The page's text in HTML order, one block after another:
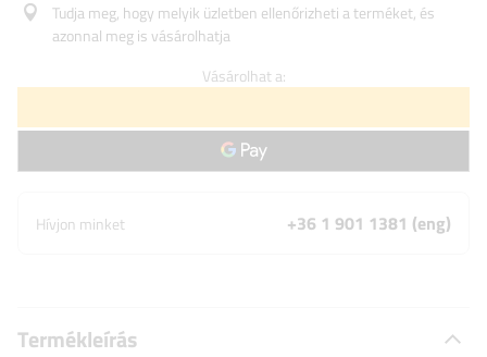
Tudja meg, hogy melyik üzletben ellenőrizheti a terméket, és
azonnal meg is vásárolhatja
Vásárolhat a:
Hívjon minket +36 1 901 1381 (eng)
Termékleírás